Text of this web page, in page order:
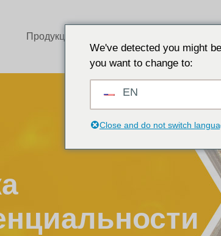
Продукция
We've detected you might
you want to change to:
EN
Close and do not switch